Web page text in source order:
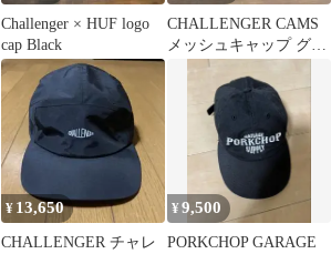
Challenger × HUF logo
cap Black
CHALLENGER CAMS
メッシュキャップ グリ
ーン
¥ 13,650
CHALLENGER チャレ
¥9,500
PORKCHOP GARAGE